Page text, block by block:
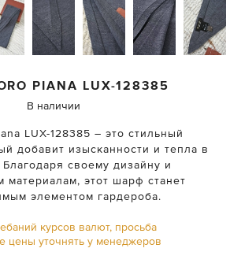
PIANA LUX-128385
В наличии
LUX-128385 – это стильный
добавит изысканности и тепла в
своему дизайну и
материалам, этот шарф станет
элементом гардероба.
курсов валют, просьба
цены уточнять у менеджеров